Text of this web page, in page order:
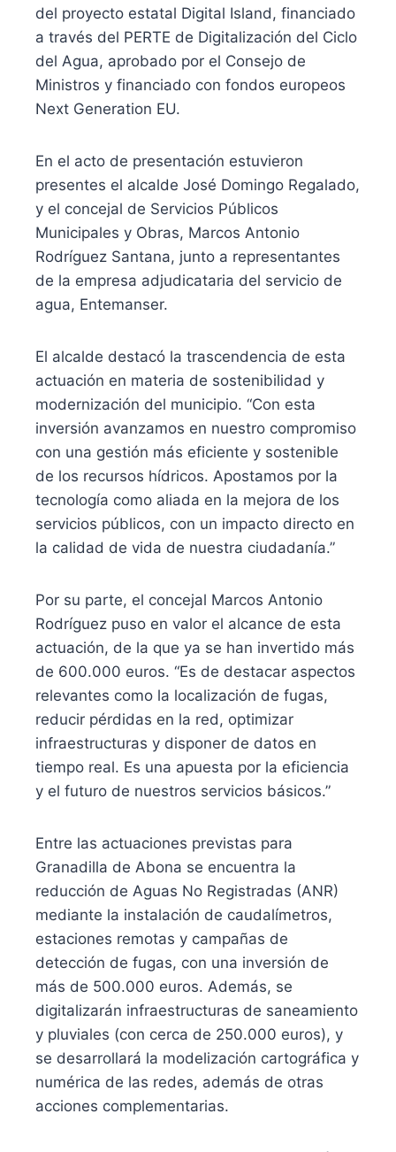
del proyecto estatal Digital Island, financiado
a través del PERTE de Digitalización del Ciclo
del Agua, aprobado por el Consejo de
Ministros y financiado con fondos europeos
Next Generation EU.
En el acto de presentación estuvieron
presentes el alcalde José Domingo Regalado,
y el concejal de Servicios Públicos
Municipales y Obras, Marcos Antonio
Rodríguez Santana, junto a representantes
de la empresa adjudicataria del servicio de
agua, Entemanser.
El alcalde destacó la trascendencia de esta
actuación en materia de sostenibilidad y
modernización del municipio. “Con esta
inversión avanzamos en nuestro compromiso
con una gestión más eficiente y sostenible
de los recursos hídricos. Apostamos por la
tecnología como aliada en la mejora de los
servicios públicos, con un impacto directo en
la calidad de vida de nuestra ciudadanía.”
Por su parte, el concejal Marcos Antonio
Rodríguez puso en valor el alcance de esta
actuación, de la que ya se han invertido más
de 600.000 euros. “Es de destacar aspectos
relevantes como la localización de fugas,
reducir pérdidas en la red, optimizar
infraestructuras y disponer de datos en
tiempo real. Es una apuesta por la eficiencia
y el futuro de nuestros servicios básicos.”
Entre las actuaciones previstas para
Granadilla de Abona se encuentra la
reducción de Aguas No Registradas (ANR)
mediante la instalación de caudalímetros,
estaciones remotas y campañas de
detección de fugas, con una inversión de
más de 500.000 euros. Además, se
digitalizarán infraestructuras de saneamiento
y pluviales (con cerca de 250.000 euros), y
se desarrollará la modelización cartográfica y
numérica de las redes, además de otras
acciones complementarias.